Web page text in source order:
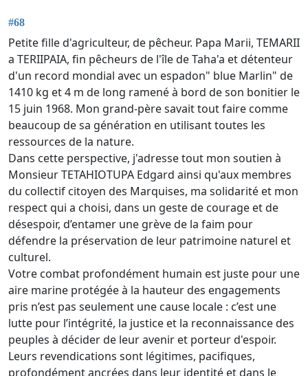
#68
Petite fille d'agriculteur, de pêcheur. Papa Marii, TEMARII
a TERIIPAIA, fin pêcheurs de l'île de Taha'a et détenteur
d'un record mondial avec un espadon" blue Marlin" de
1410 kg et 4 m de long ramené à bord de son bonitier le
15 juin 1968. Mon grand-père savait tout faire comme
beaucoup de sa génération en utilisant toutes les
ressources de la nature.
Dans cette perspective, j'adresse tout mon soutien à
Monsieur TETAHIOTUPA Edgard ainsi qu'aux membres
du collectif citoyen des Marquises, ma solidarité et mon
respect qui a choisi, dans un geste de courage et de
désespoir, d’entamer une grève de la faim pour
défendre la préservation de leur patrimoine naturel et
culturel.
Votre combat profondément humain est juste pour une
aire marine protégée à la hauteur des engagements
pris n’est pas seulement une cause locale : c’est une
lutte pour l’intégrité, la justice et la reconnaissance des
peuples à décider de leur avenir et porteur d'espoir.
Leurs revendications sont légitimes, pacifiques,
profondément ancrées dans leur identité et dans le